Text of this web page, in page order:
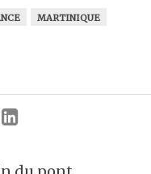
MARTINIQUE